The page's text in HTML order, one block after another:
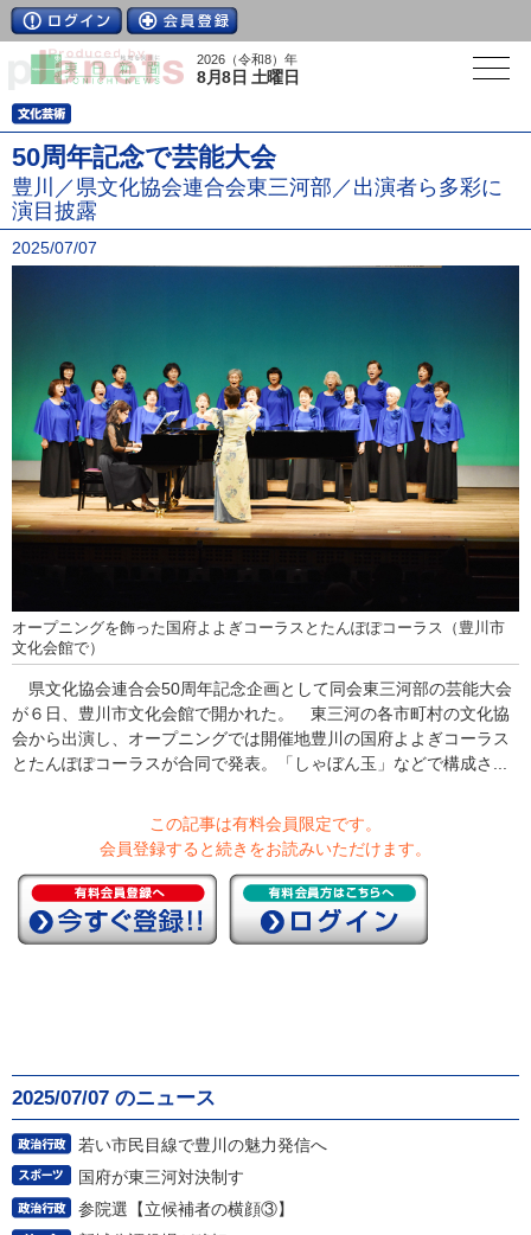
2026（令和8）年
8月8日 土曜日
50周年記念で芸能大会
豊川／県文化協会連合会東三河部／出演者ら多彩に
演目披露
2025/07/07
オープニングを飾った国府よよぎコーラスとたんぽぽコーラス（豊川市
文化会館で）
県文化協会連合会50周年記念企画として同会東三河部の芸能大会
が６日、豊川市文化会館で開かれた。 東三河の各市町村の文化協
会から出演し、オープニングでは開催地豊川の国府よよぎコーラス
とたんぽぽコーラスが合同で発表。「しゃぼん玉」などで構成さ...
この記事は有料会員限定です。
会員登録すると続きをお読みいただけます。
2025/07/07 のニュース
若い市民目線で豊川の魅力発信へ
国府が東三河対決制す
参院選【立候補者の横顔③】